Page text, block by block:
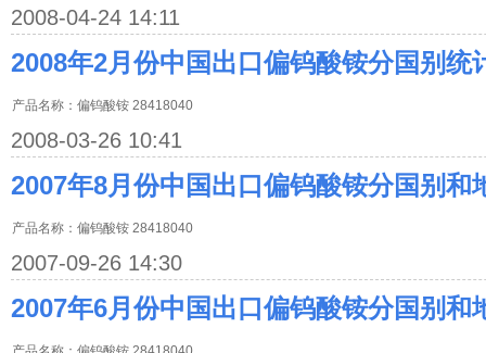
2008-04-24 14:11
2008年2月份中国出口偏钨酸铵分国别统
产品名称：偏钨酸铵 28418040
2008-03-26 10:41
2007年8月份中国出口偏钨酸铵分国别和
产品名称：偏钨酸铵 28418040
2007-09-26 14:30
2007年6月份中国出口偏钨酸铵分国别和